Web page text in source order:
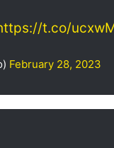
t.co/
February 28, 2023